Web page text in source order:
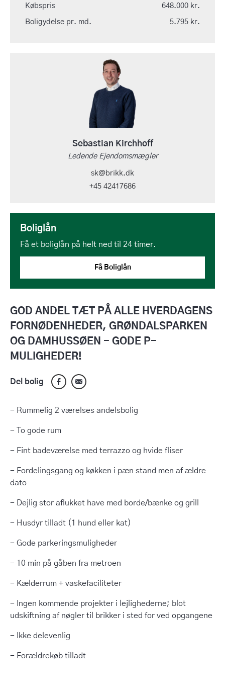
GOD ANDEL TÆT PÅ ALLE HVERDAGENS
FORNØDENHEDER, GRØNDALSPARKEN
OG DAMHUSSØEN - GODE P-
MULIGHEDER!
Del bolig
- Rummelig 2 værelses andelsbolig
- To gode rum
- Fint badeværelse med terrazzo og hvide fliser
- Fordelingsgang og køkken i pæn stand men af ældre
dato
- Dejlig stor aflukket have med borde/bænke og grill
- Husdyr tilladt (1 hund eller kat)
- Gode parkeringsmuligheder
- 10 min på gåben fra metroen
- Kælderrum + vaskefaciliteter
- Ingen kommende projekter i lejlighederne; blot
udskiftning af nøgler til brikker i sted for ved opgangene
- Ikke delevenlig
- Forældrekøb tilladt
Købspris 648.000 kr.
Boligydelse pr. md. 5.795 kr.
Sebastian Kirchhoff
Ledende Ejendomsmægler
sk@brikk.dk
+45 42417686
Boliglån
Få et boliglån på helt ned til 24 timer.
Få Boliglån